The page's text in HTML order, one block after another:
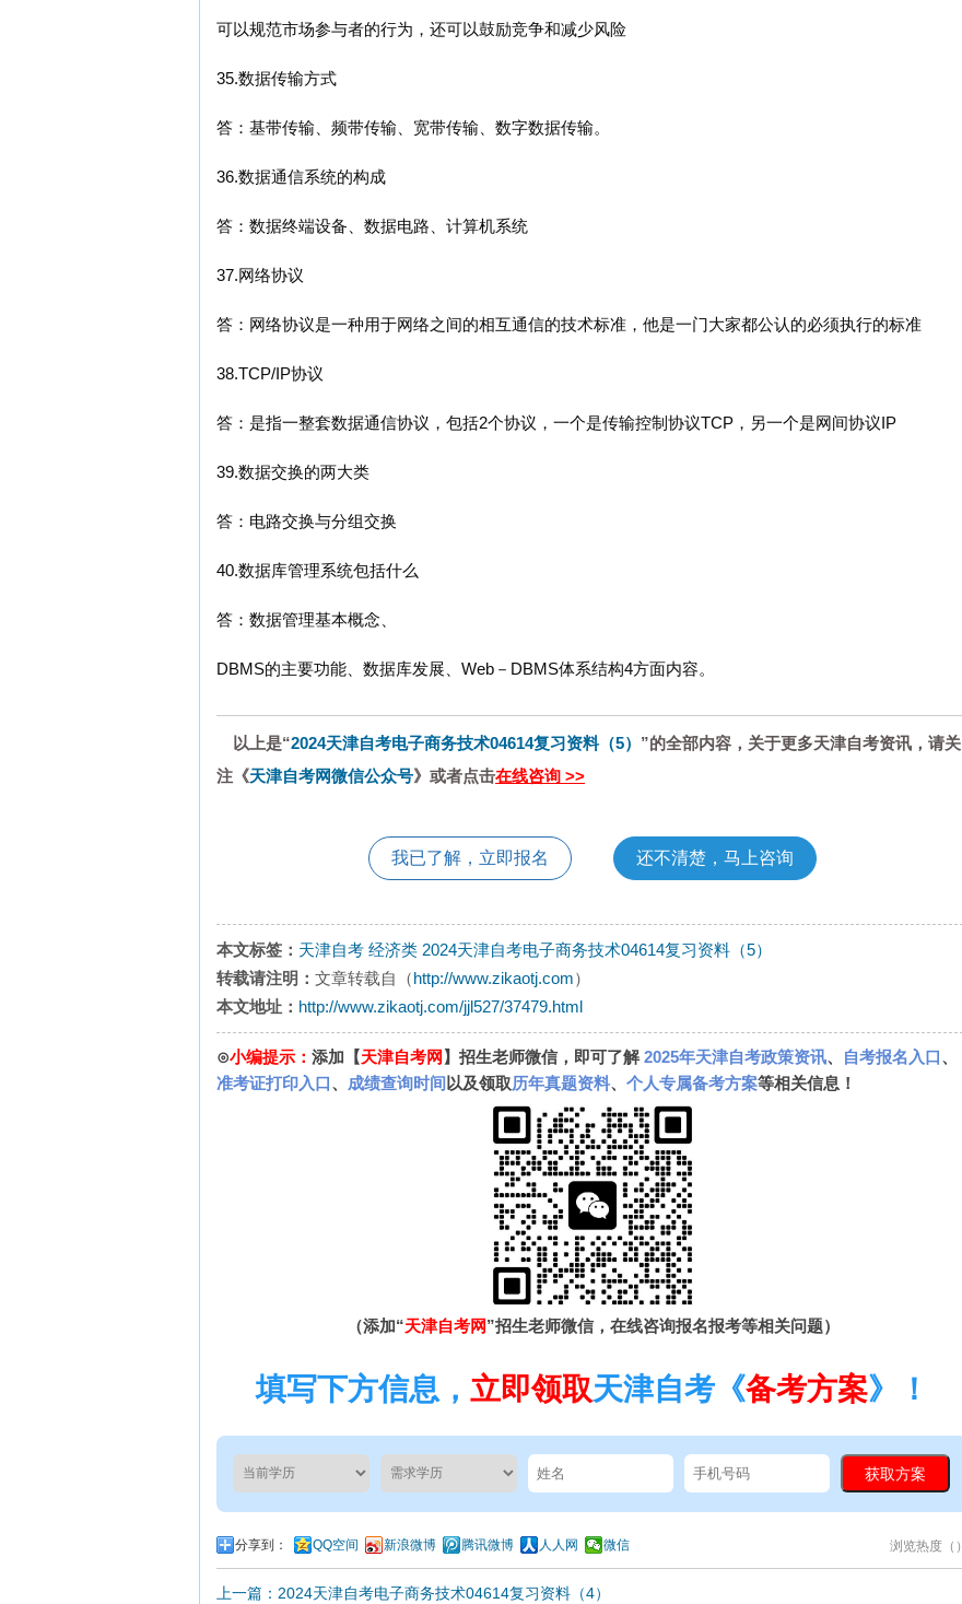
可以规范市场参与者的行为，还可以鼓励竞争和减少风险
35.数据传输方式
答：基带传输、频带传输、宽带传输、数字数据传输。
36.数据通信系统的构成
答：数据终端设备、数据电路、计算机系统
37.网络协议
答：网络协议是一种用于网络之间的相互通信的技术标准，他是一门大家都公认的必须执行的标准
38.TCP/IP协议
答：是指一整套数据通信协议，包括2个协议，一个是传输控制协议TCP，另一个是网间协议IP
39.数据交换的两大类
答：电路交换与分组交换
40.数据库管理系统包括什么
答：数据管理基本概念、
DBMS的主要功能、数据库发展、Web－DBMS体系结构4方面内容。
以上是“2024天津自考电子商务技术04614复习资料（5） ”的全部内容，关于更多天津自考资讯，请关
注《天津自考网微信公众号》或者点击在线咨询 >>
我已了解，立即报名 还不清楚，马上咨询
本文标签： 天津自考 经济类 2024天津自考电子商务技术04614复习资料（5）
转载请注明： 文章转载自（http://www.zikaotj.com）
本文地址： http://www.zikaotj.com/jjl527/37479.html
⊙小编提示： 添加【天津自考网 】招生老师微信，即可了解2025年天津自考政策资讯、 自考报名入口、
准考证打印入口、 成绩查询时间 以及领取历年真题资料、 个人专属备考方案等相关信息！
（添加“天津自考网”招生老师微信，在线咨询报名报考等相关问题）
填写下方信息， 立即领取天津自考《备考方案》！
分享到： QQ空间 新浪微博 腾讯微博 人人网 微信 浏览热度（ ）
上一篇：2024天津自考电子商务技术04614复习资料（4）